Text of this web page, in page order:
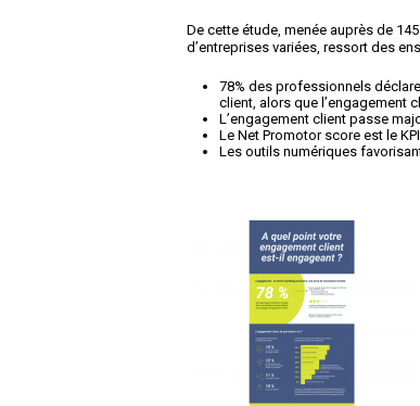
De cette étude, menée auprès de
d’entreprises variées, ressort des
78% des professionnels
client, alors que l’engagement
L’engagement client passe
Le Net Promotor score est le
Les outils numériques